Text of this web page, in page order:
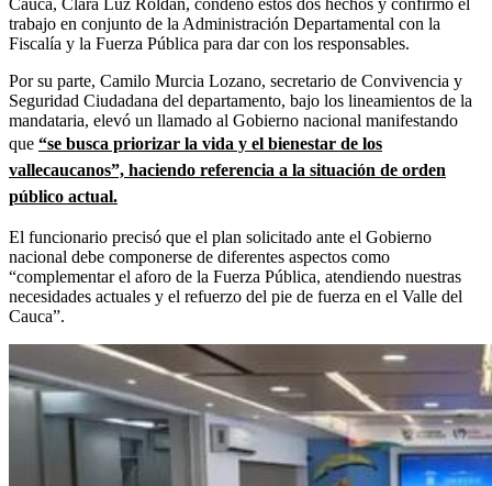
trabajo en conjunto de la Administración Departamental con la
Fiscalía y la Fuerza Pública para dar con los responsables.
Por su parte, Camilo Murcia Lozano, secretario de Convivencia y
Seguridad Ciudadana del departamento, bajo los lineamientos de la
mandataria, elevó un llamado al Gobierno nacional manifestando
que “se busca priorizar la vida y el bienestar de los
vallecaucanos”, haciendo referencia a la situación de orden
público actual.
El funcionario precisó que el plan solicitado ante el Gobierno
nacional debe componerse de diferentes aspectos como
“complementar el aforo de la Fuerza Pública, atendiendo nuestras
necesidades actuales y el refuerzo del pie de fuerza en el Valle del
Cauca”.